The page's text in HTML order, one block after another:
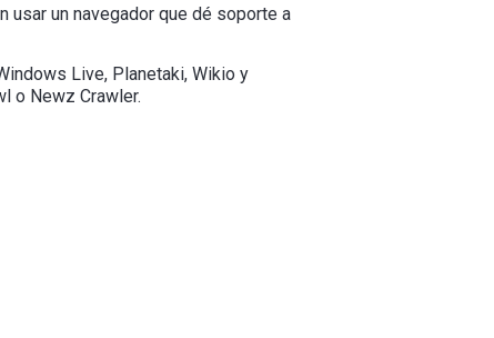
usar un navegador que dé soporte a
Live, Planetaki, Wikio y
o Newz Crawler.